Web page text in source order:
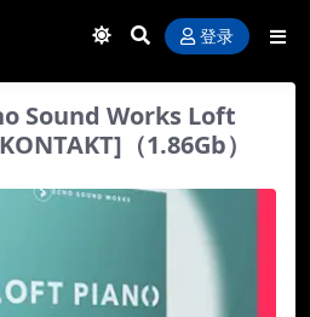
登录
Sound Works Loft
（1.86Gb）